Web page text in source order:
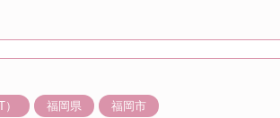
福岡県 福岡市